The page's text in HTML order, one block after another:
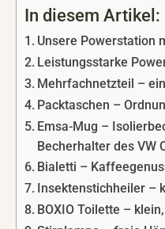
In diesem Artikel:
Unsere Powerstation
Leistungsstarke
Mehrfachnetzteil –
Packtaschen –
Emsa-Mug –
Becherhalter des VW
Bialetti –
Insektenstichheiler –
BOXIO Toilette –